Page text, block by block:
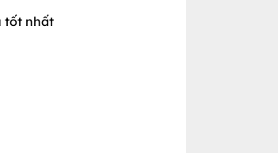
tốt nhất